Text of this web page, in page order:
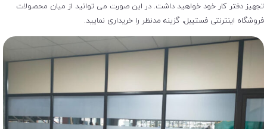
تجهیز دفتر کار خود خواهید داشت. در این صورت می توانید از میان محصولات
فروشگاه اینترنتی فستیبل، گزینه مدنظر را خریداری نمایید.